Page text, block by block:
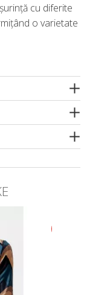
cu diferite
o varietate